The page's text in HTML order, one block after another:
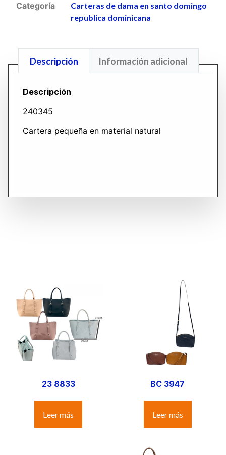
Categoría
Carteras de dama en santo domingo
republica dominicana
Descripción Información adicional
Descripción
240345
Cartera pequeña en material natural
23 8833
Leer más
BC 3947
Leer más